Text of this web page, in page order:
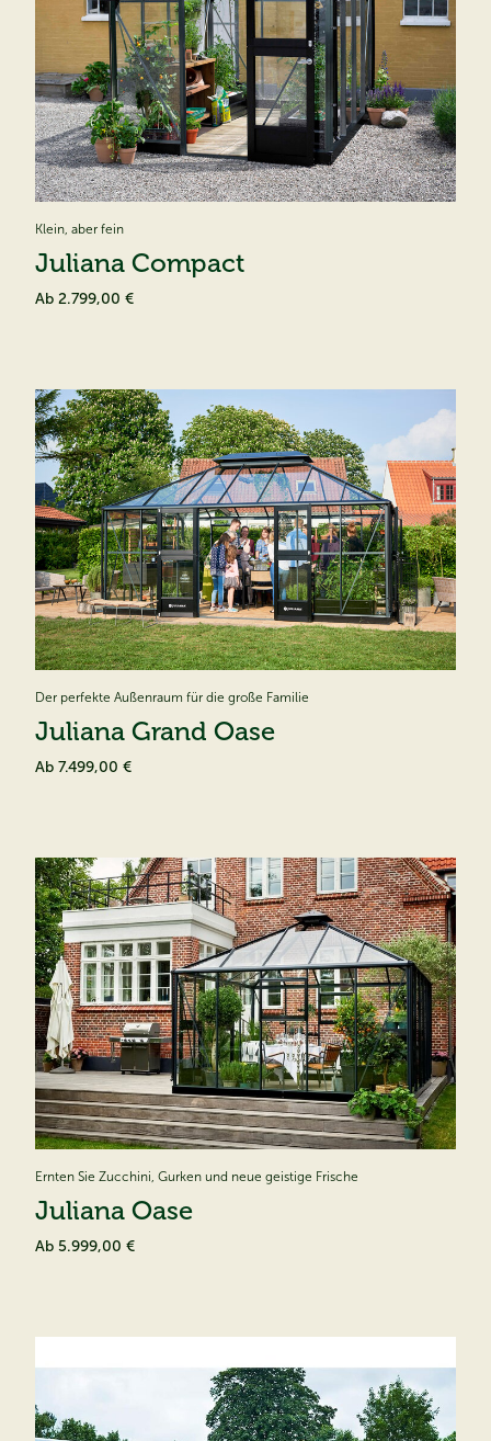
Klein, aber fein
Juliana Compact
Ab 2.799,00 €
Der perfekte Außenraum für die große Familie
Juliana Grand Oase
Ab 7.499,00 €
Ernten Sie Zucchini, Gurken und neue geistige Frische
Juliana Oase
Ab 5.999,00 €